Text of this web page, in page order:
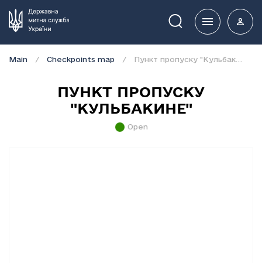
Пошук
Main Checkpoints map
ПУНКТ ПРОПУСКУ
"КУЛЬБАКИНЕ"
Open